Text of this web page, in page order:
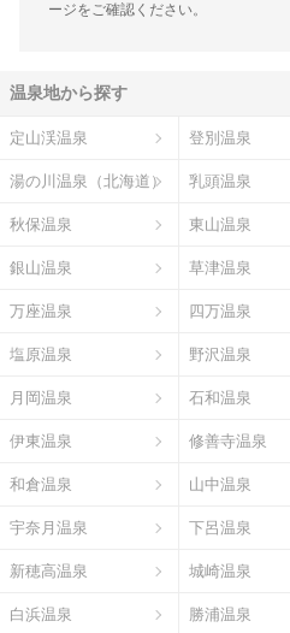
ージをご確認ください。
温泉地から探す
定山渓温泉 登別温泉
湯の川温泉（北海道） 乳頭温泉
秋保温泉 東山温泉
銀山温泉 草津温泉
万座温泉 四万温泉
塩原温泉 野沢温泉
月岡温泉 石和温泉
伊東温泉 修善寺温泉
和倉温泉 山中温泉
宇奈月温泉 下呂温泉
新穂高温泉 城崎温泉
白浜温泉 勝浦温泉